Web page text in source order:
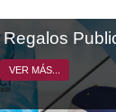
VER MÁS...